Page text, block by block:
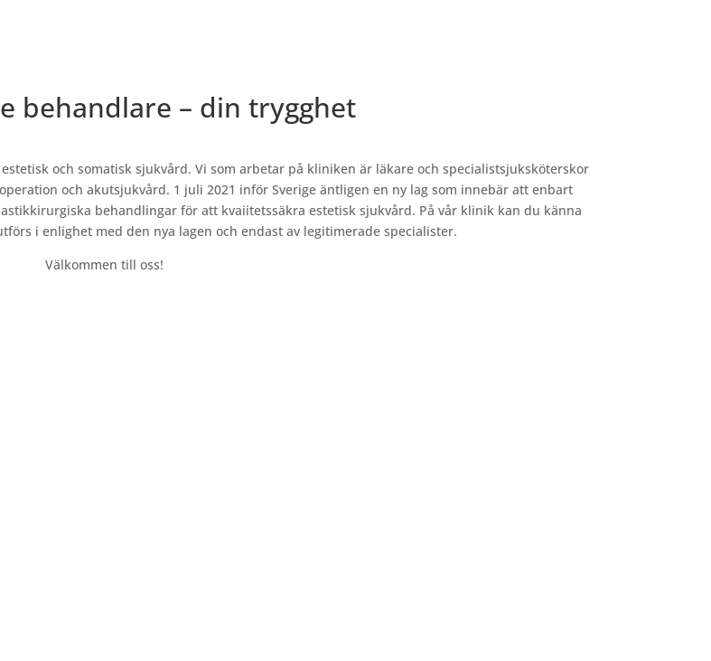
behandlare – din trygghet
och somatisk sjukvård. Vi som arbetar på kliniken är läkare och specialistsjuksköterskor
och akutsjukvård. 1 juli 2021 inför Sverige äntligen en ny lag som innebär att enbart
behandlingar för att kvaiitetssäkra estetisk sjukvård. På vår klinik kan du känna
i enlighet med den nya lagen och endast av legitimerade specialister.
Välkommen till oss!